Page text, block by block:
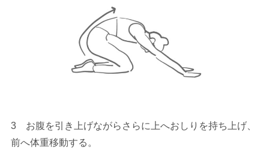
3 お腹を引き上げながらさらに上へおしりを持ち上げ、
前へ体重移動する。